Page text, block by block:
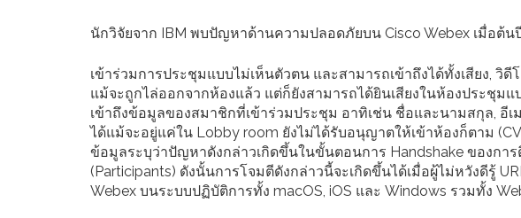
นักวิจัยจาก IBM พบปัญหาด้านความปลอดภัยบน Cisco Webex เมื่อต้
เข้าร่วมการประชุมแบบไม่เห็นตัวตน และสามารถเข้าถึงได้ทั้งเสียง, วิ
แม้จะถูกไล่ออกจากห้องแล้ว แต่ก็ยังสามารถได้ยินเสียงในห้องประชุมแ
เข้าถึงข้อมูลของสมาชิกที่เข้าร่วมประชุม อาทิเช่น ชื่อและนามสกุล, อีเ
ได้แม้จะอยู่แค่ใน Lobby room ยังไม่ได้รับอนุญาตให้เข้าห้องก็ตาม
ข้อมูลระบุว่าปัญหาดังกล่าวเกิดขึ้นในขั้นตอนการ Handshake ของกา
(Participants) ดังนั้นการโจมตีดังกล่าวนี้จะเกิดขึ้นได้เมื่อผู้ไม่หวังดีรู้
Webex บนระบบปฏิบัติการทั้ง macOS, iOS และ Windows รวมทั้ง